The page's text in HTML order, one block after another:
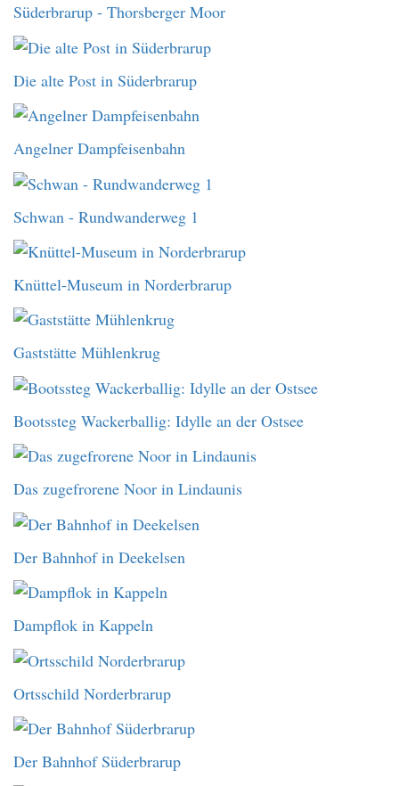
Süderbrarup - Thorsberger Moor
Die alte Post in Süderbrarup
Angelner Dampfeisenbahn
Schwan - Rundwanderweg 1
Knüttel-Museum in Norderbrarup
Gaststätte Mühlenkrug
Bootssteg Wackerballig: Idylle an der Ostsee
Das zugefrorene Noor in Lindaunis
Der Bahnhof in Deekelsen
Dampflok in Kappeln
Ortsschild Norderbrarup
Der Bahnhof Süderbrarup